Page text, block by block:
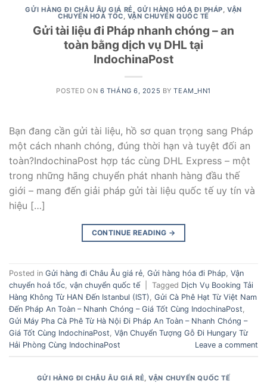
GỬI HÀNG ĐI CHÂU ÂU GIÁ RẺ, GỬI HÀNG HÓA ĐI PHÁP,VẬN
CHUYỂN HOẢ TỐC, VẬN CHUYỂN QUỐC TẾ
Gửi tài liệu đi Pháp nhanh chóng – an
toàn bằng dịch vụ DHL tại
IndochinaPost
POSTED ON 6 THÁNG 6, 2025 BYTEAM_HN1
Bạn đang cần gửi tài liệu, hồ sơ quan trọng sang Pháp
một cách nhanh chóng, đúng thời hạn và tuyệt đối an
toàn?IndochinaPost hợp tác cùng DHL Express – một
trong những hãng chuyển phát nhanh hàng đầu thế
giới – mang đến giải pháp gửi tài liệu quốc tế uy tín và
hiệu […]
CONTINUE READING →
Posted in Gửi hàng đi Châu Âu giá rẻ, Gửi hàng hóa đi Pháp, Vận
chuyển hoả tốc, vận chuyển quốc tế Tagged Dịch Vụ Booking Tải
Hàng Không Từ HAN Đến Istanbul (IST), Gửi Cà Phê Hạt Từ Việt Nam
Đến Pháp An Toàn – Nhanh Chóng – Giá Tốt Cùng IndochinaPost,
Gửi Máy Pha Cà Phê Từ Hà Nội Đi Pháp An Toàn – Nhanh Chóng –
Giá Tốt Cùng IndochinaPost, Vận Chuyển Tượng Gỗ Đi Hungary Từ
Hải Phòng Cùng IndochinaPost
Leave a comment
GỬI HÀNG ĐI CHÂU ÂU GIÁ RẺ,VẬN CHUYỂN QUỐC TẾ